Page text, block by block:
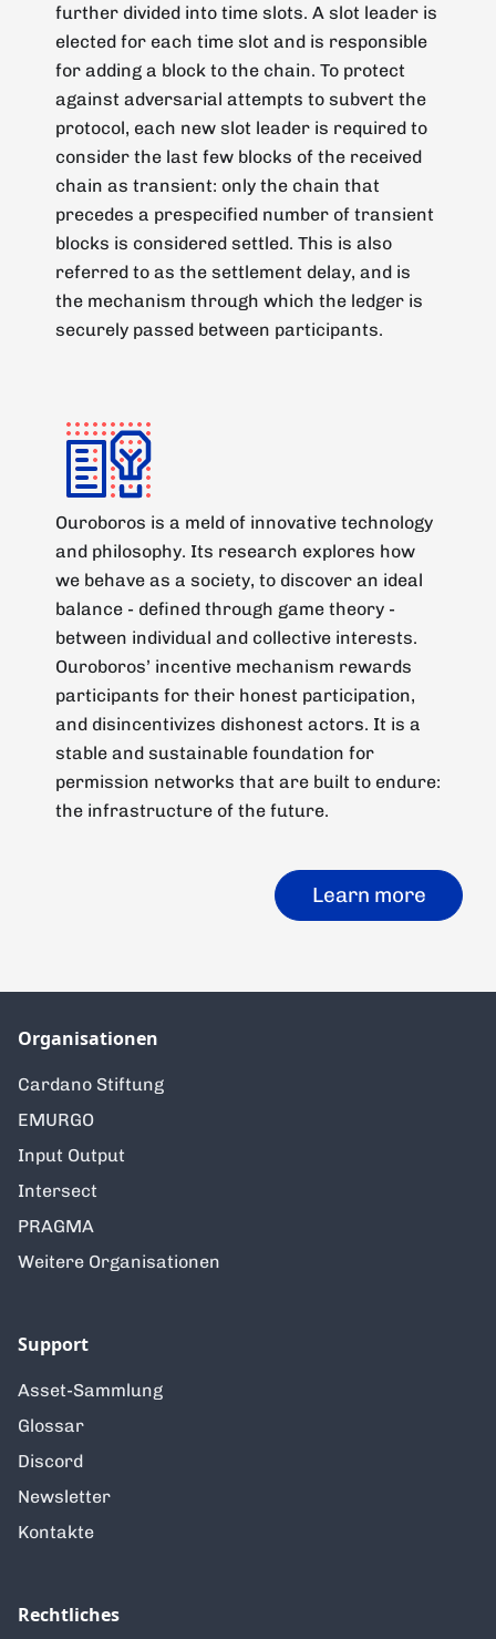
further divided into time slots. A slot leader is
elected for each time slot and is responsible
for adding a block to the chain. To protect
against adversarial attempts to subvert the
protocol, each new slot leader is required to
consider the last few blocks of the received
chain as transient: only the chain that
precedes a prespecified number of transient
blocks is considered settled. This is also
referred to as the settlement delay, and is
the mechanism through which the ledger is
securely passed between participants.
Ouroboros is a meld of innovative technology
and philosophy. Its research explores how
we behave as a society, to discover an ideal
balance - defined through game theory -
between individual and collective interests.
Ouroboros’ incentive mechanism rewards
participants for their honest participation,
and disincentivizes dishonest actors. It is a
stable and sustainable foundation for
permission networks that are built to endure:
the infrastructure of the future.
Learn more
Organisationen
Cardano Stiftung
EMURGO
Input Output
Intersect
PRAGMA
Weitere Organisationen
Support
Asset-Sammlung
Glossar
Discord
Newsletter
Kontakte
Rechtliches